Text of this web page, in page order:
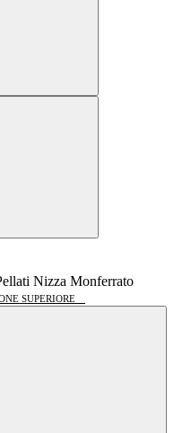
SUPERIORE